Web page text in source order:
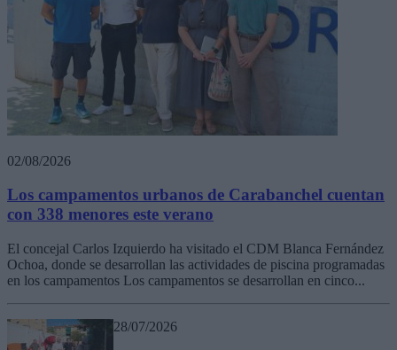
02/08/2026
Los campamentos urbanos de Carabanchel cuentan
con 338 menores este verano
El concejal Carlos Izquierdo ha visitado el CDM Blanca Fernández
Ochoa, donde se desarrollan las actividades de piscina programadas
en los campamentos Los campamentos se desarrollan en cinco...
28/07/2026